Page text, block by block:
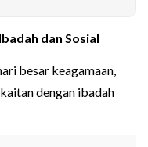
dan Sosial
besar keagamaan,
dengan ibadah